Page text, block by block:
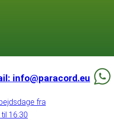
info@paracord.eu
fra
16:30